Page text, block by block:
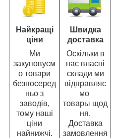
Найкращі
ціни
Ми
закуповуєм
о товари
безпосеред
ньо з
заводів,
тому наші
ціни
найнижчі.
Швидка
доставка
Оскільки в
нас власні
склади ми
відправляє
мо
товары щод
ня.
Доставка
замовлення